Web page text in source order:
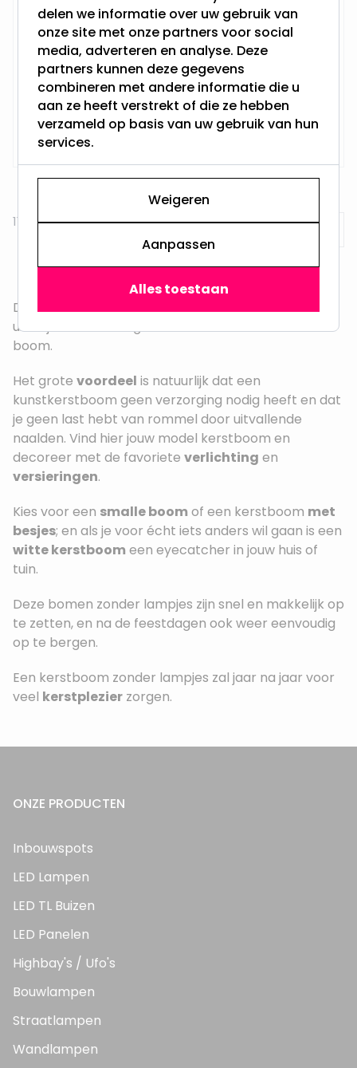
'Arbol' - 180 cm
Hoogte: 180 cm
Besneeuwde kunstkerstboom
Unieke penseelvorm
Geschikt voor binnen
Niet op voorraad 42,95
11 producten
Dezekerstbomen zonder lampjesdoen qua
uiterlijk en uitstraling niet onder voor een echte
boom.
Het grote voordeel is natuurlijk dat een
kunstkerstboom geen verzorging nodig heeft en dat
je geen last hebt van rommel door uitvallende
naalden. Vind hier jouw model kerstboom en
decoreer met de favoriete verlichting en
versieringen.
Kies voor een smalle boom of een kerstboom met
besjes; en als je voor écht iets anders wil gaan is een
witte kerstboom een eyecatcher in jouw huis of
tuin.
Deze bomen zonder lampjes zijn snel en makkelijk op
te zetten, en na de feestdagen ook weer eenvoudig
op te bergen.
Een kerstboom zonder lampjes zal jaar na jaar voor
veel kerstplezier zorgen.
ONZE PRODUCTEN
Inbouwspots
LED Lampen
LED TL Buizen
LED Panelen
Highbay's / Ufo's
Bouwlampen
Straatlampen
Wandlampen
delen we informatie over uw gebruik van
onze site met onze partners voor social
media, adverteren en analyse. Deze
partners kunnen deze gegevens
combineren met andere informatie die u
aan ze heeft verstrekt of die ze hebben
verzameld op basis van uw gebruik van hun
services.
Weigeren
Aanpassen
Alles toestaan